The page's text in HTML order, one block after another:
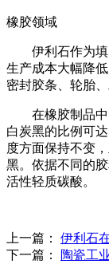
橡胶领域
伊利石作为填
生产成本大幅降
密封胶条、轮胎
在橡胶制品中
白炭黑的比例可
度方面保持不变
黑。依据不同的
活性轻质碳酸。
上一篇： 伊利石
下一篇：
陶瓷工